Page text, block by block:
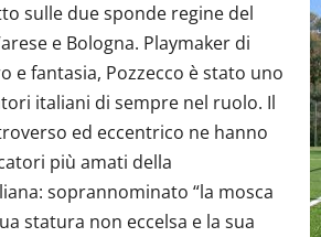
sulle due sponde regine del
e Bologna. Playmaker di
e fantasia, Pozzecco è stato uno
italiani di sempre nel ruolo. Il
ed eccentrico ne hanno
più amati della
soprannominato “la mosca
statura non eccelsa e la sua